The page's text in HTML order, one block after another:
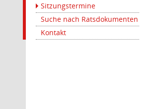
Sitzungstermine
Suche nach Ratsdokumenten
Kontakt